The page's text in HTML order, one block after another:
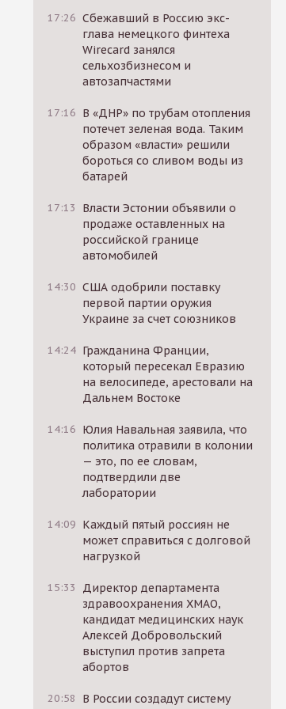
17:26 Сбежавший в Россию экс-
глава немецкого финтеха
Wirecard занялся
сельхозбизнесом и
автозапчастями
17:16 В «ДНР» по трубам отопления
потечет зеленая вода. Таким
образом «власти» решили
бороться со сливом воды из
батарей
17:13
Власти Эстонии объявили о
продаже оставленных на
российской границе
автомобилей
14:30 США одобрили поставку
первой партии оружия
Украине за счет союзников
14:24 Гражданина Франции,
который пересекал Евразию
на велосипеде, арестовали на
Дальнем Востоке
14:16 Юлия Навальная заявила, что
политика отравили в колонии
— это, по ее словам,
подтвердили две
лаборатории
14:09 Каждый пятый россиян не
может справиться с долговой
нагрузкой
15:33
Директор департамента
здравоохранения ХМАО,
кандидат медицинских наук
Алексей Добровольский
выступил против запрета
абортов
20:58
В России создадут систему